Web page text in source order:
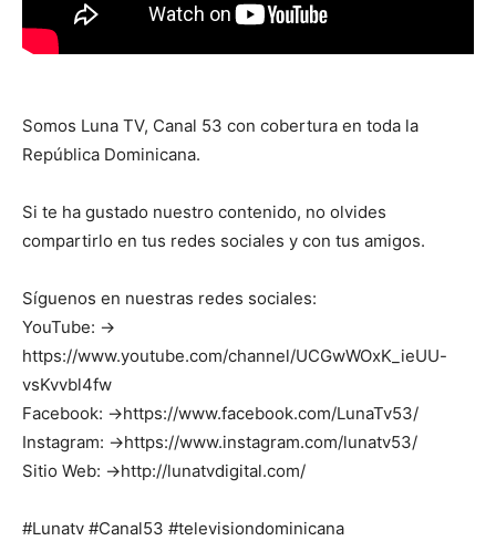
Somos Luna TV, Canal 53 con cobertura en toda la
República Dominicana.
Si te ha gustado nuestro contenido, no olvides
compartirlo en tus redes sociales y con tus amigos.
Síguenos en nuestras redes sociales:
YouTube: →
https://www.youtube.com/channel/UCGwWOxK_ieUU-
vsKvvbl4fw
Facebook: →https://www.facebook.com/LunaTv53/
Instagram: →https://www.instagram.com/lunatv53/
Sitio Web: →http://lunatvdigital.com/
#Lunatv #Canal53 #televisiondominicana